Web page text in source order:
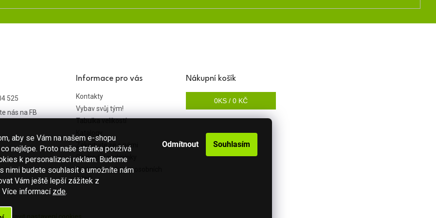
aby se Vám na našem e-shopu
nejlépe. Proto naše stránka používá
k personalizaci reklam. Budeme
nimi budete souhlasit a umožníte nám
Vám ještě lepší zážitek z
Více informací zde.
Odmítnout Souhlasím
525
nás na FB
Informace pro vás
Kontakty
Vybav svůj tým!
Tabulka velikostí
Katalogy
Zakrytujte se s námi
Obchodní podmínky
Podmínky ochrany osobních
údajů
Nákupní košík
0KS / 0 KČ